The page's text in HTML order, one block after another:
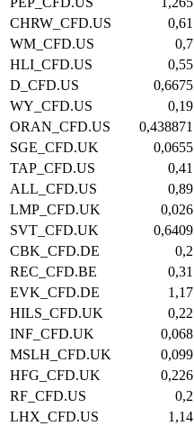
CHRW_CFD.US
0,61
WM_CFD.US
0,7
HLI_CFD.US
0,55
D_CFD.US
0,6675
WY_CFD.US
0,19
ORAN_CFD.US
0,438871
SGE_CFD.UK
0,0655
TAP_CFD.US
0,41
ALL_CFD.US
0,89
LMP_CFD.UK
0,026
SVT_CFD.UK
0,6409
CBK_CFD.DE
0,2
REC_CFD.BE
0,31
EVK_CFD.DE
1,17
HILS_CFD.UK
0,22
INF_CFD.UK
0,068
MSLH_CFD.UK
0,099
HFG_CFD.UK
0,226
RF_CFD.US
0,2
LHX_CFD.US
1,14